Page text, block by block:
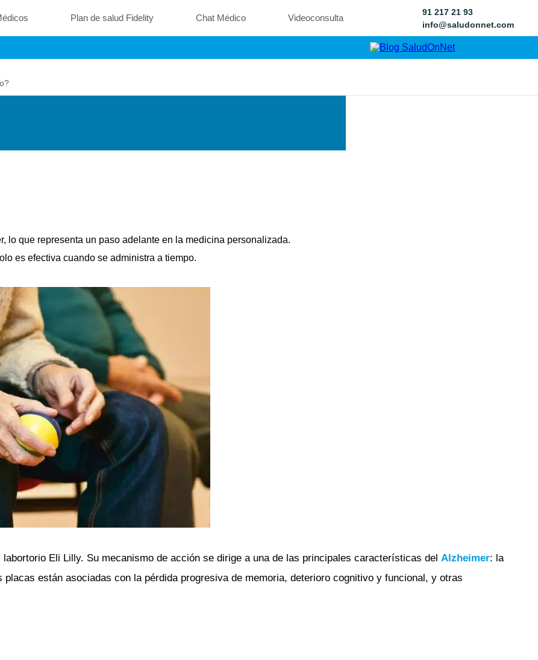
Plan de salud Fidelity Chat Médico Videoconsulta
91 217 21 93
info@saludonnet.com
quién está indicado?
lo que representa un paso adelante en la medicina personalizada.
es efectiva cuando se administra a tiempo.
Eli Lilly. Su mecanismo de acción se dirige a una de las principales características del Alzheimer: la
están asociadas con la pérdida progresiva de memoria, deterioro cognitivo y funcional, y otras